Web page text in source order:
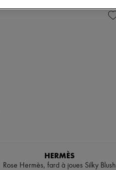
HERMÈS
Rose Hermès, fard à joues Silky Blush